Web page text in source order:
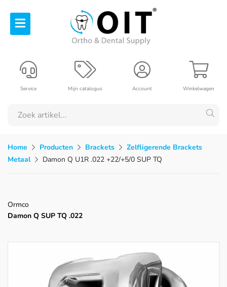
Winkelwagen
Account
Mijn catalogus
Service
Home Producten Brackets
Zelfligerende Brackets
Metaal
Damon Q U1R .022 +22/+5/0 SUP TQ
Ormco
Damon Q SUP TQ .022